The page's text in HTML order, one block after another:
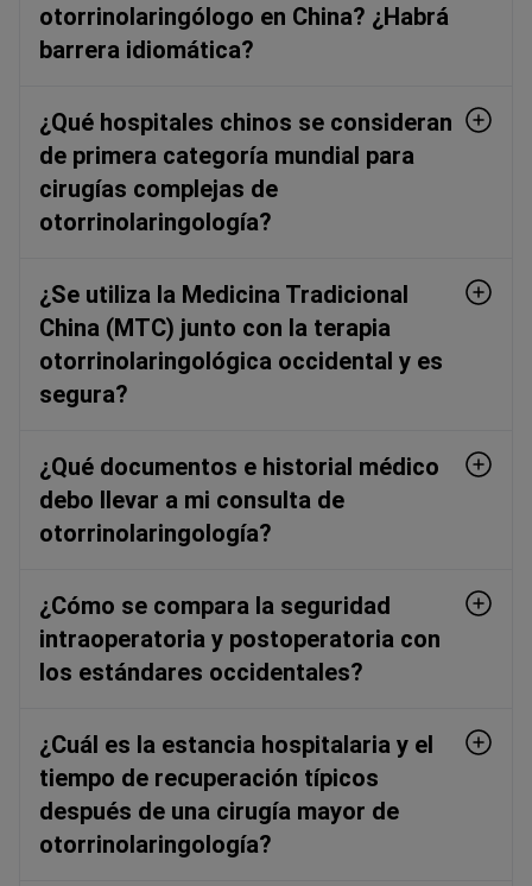
otorrinolaringólogo en China? ¿Habrá
barrera idiomática?
¿Qué hospitales chinos se consideran
de primera categoría mundial para
cirugías complejas de
otorrinolaringología?
¿Se utiliza la Medicina Tradicional
China (MTC) junto con la terapia
otorrinolaringológica occidental y es
segura?
¿Qué documentos e historial médico
debo llevar a mi consulta de
otorrinolaringología?
¿Cómo se compara la seguridad
intraoperatoria y postoperatoria con
los estándares occidentales?
¿Cuál es la estancia hospitalaria y el
tiempo de recuperación típicos
después de una cirugía mayor de
otorrinolaringología?